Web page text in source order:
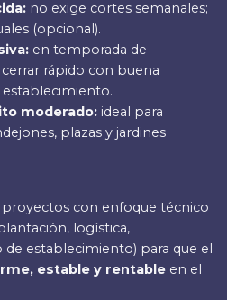
no exige cortes semanales;
(opcional).
en temporada de
rápido con buena
establecimiento.
moderado: ideal para
plazas y jardines
con enfoque técnico
logística,
establecimiento) para que el
estable y rentable en el